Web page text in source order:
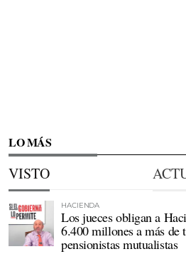
LO MÁS
VISTO
HACIENDA
Los jueces obligan a
6.400 millones a más de
pensionistas mutualistas